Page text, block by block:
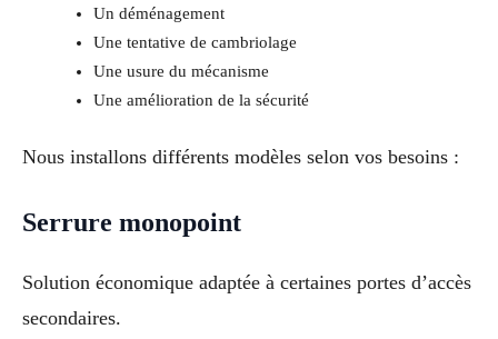
Un déménagement
Une tentative de cambriolage
Une usure du mécanisme
Une amélioration de la sécurité
Nous installons différents modèles selon vos besoins :
Serrure monopoint
Solution économique adaptée à certaines portes d’accès
secondaires.